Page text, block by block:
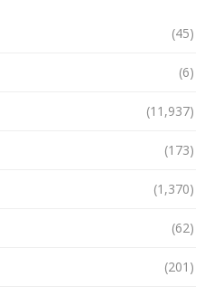
(45)
(6)
(11,937)
(173)
(1,370)
(62)
(201)